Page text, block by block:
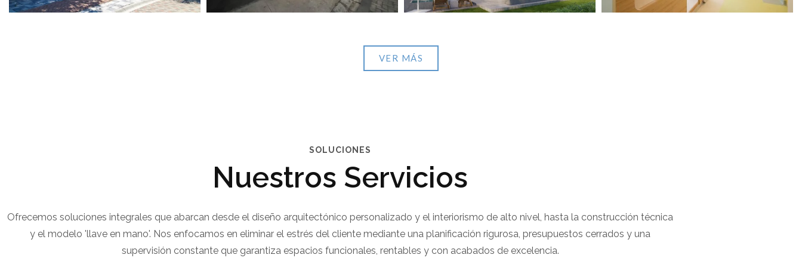
VER MÁS
SOLUCIONES
Nuestros Servicios
Ofrecemos soluciones integrales que abarcan desde el diseño arquitectónico personalizado y el interiorismo de alto nivel, hasta la construcción técnica
y el modelo 'llave en mano'. Nos enfocamos en eliminar el estrés del cliente mediante una planificación rigurosa, presupuestos cerrados y una
supervisión constante que garantiza espacios funcionales, rentables y con acabados de excelencia.